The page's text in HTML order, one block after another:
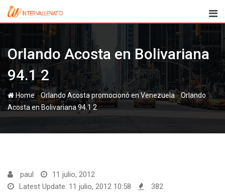
Skip
Orlando Acosta en Bolivariana
94.1 2
Home- -Orlando
Acosta en Bolivariana 94.1 2
paul
11 julio, 2012
Latest Update: 11 julio, 2012 10:58
382